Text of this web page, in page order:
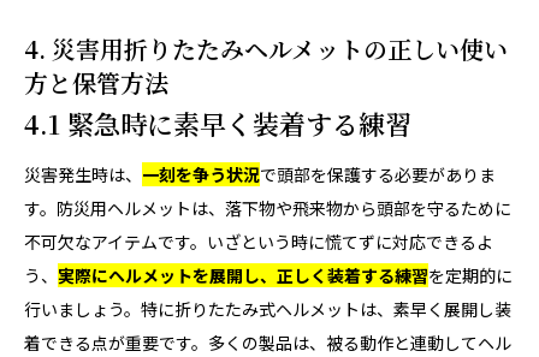
4. 災害用折りたたみヘルメットの正しい使い
方と保管方法
4.1 緊急時に素早く装着する練習
災害発生時は、 一刻を争う状況で頭部を保護する必要がありま
す。防災用ヘルメットは、落下物や飛来物から頭部を守るために
不可欠なアイテムです。いざという時に慌てずに対応できるよ
う、 実際にヘルメットを展開し、正しく装着する練習を定期的に
行いましょう。特に折りたたみ式ヘルメットは、素早く展開し装
着できる点が重要です。多くの製品は、被る動作と連動してヘル